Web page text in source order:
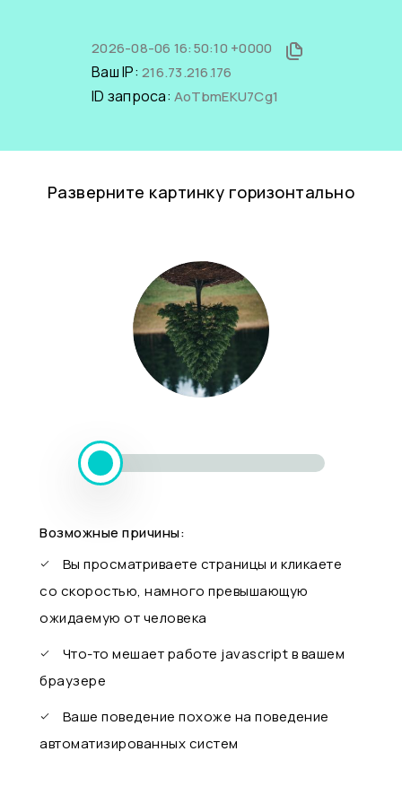
2026-08-06 16:50:10 +0000
Ваш IP: 216.73.216.176
ID запроса: AoTbmEKU7Cg1
Разверните картинку горизонтально
Возможные причины:
Вы просматриваете страницы и кликаете
со скоростью, намного превышающую
ожидаемую от человека
Что-то мешает работе javascript в вашем
браузере
Ваше поведение похоже на поведение
автоматизированных систем